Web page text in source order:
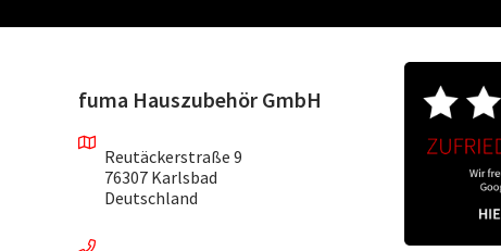
fuma Hauszubehör GmbH
Reutäckerstraße 9
76307 Karlsbad
Deutschland